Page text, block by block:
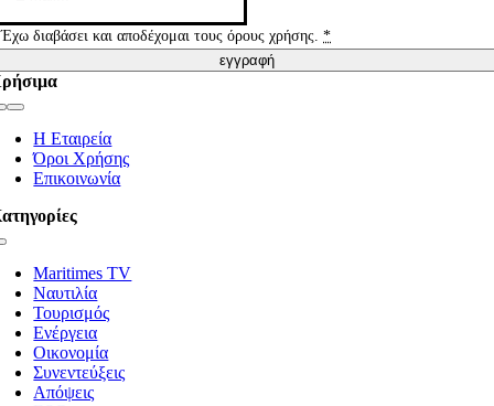
Έχω διαβάσει και αποδέχομαι τους όρους χρήσης.*
εγγραφή
Η Εταιρεία
Όροι Χρήσης
Επικοινωνία
Maritimes TV
Ναυτιλία
Τουρισμός
Ενέργεια
Οικονομία
Συνεντεύξεις
Απόψεις